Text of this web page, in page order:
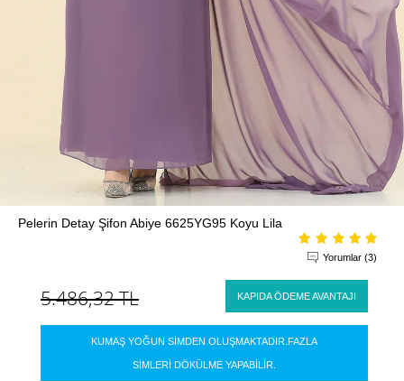
Pelerin Detay Şifon Abiye 6625YG95 Koyu Lila
Yorumlar (3)
5.486,32TL KAPIDA ÖDEME AVANTAJI
KUMAŞ YOĞUN SİMDEN OLUŞMAKTADIR.FAZLA
SİMLERİ DÖKÜLME YAPABİLİR.